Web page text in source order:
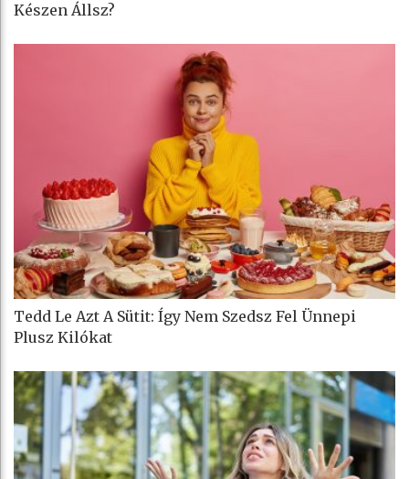
Készen Állsz?
Tedd Le Azt A Sütit: Így Nem Szedsz Fel Ünnepi
Plusz Kilókat